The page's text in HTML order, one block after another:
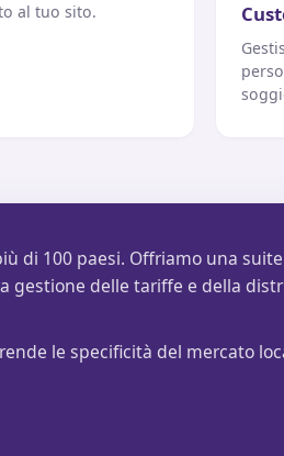
al tuo sito.
di 100 paesi. Offriamo una
gestione delle tariffe e della
le specificità del mercato